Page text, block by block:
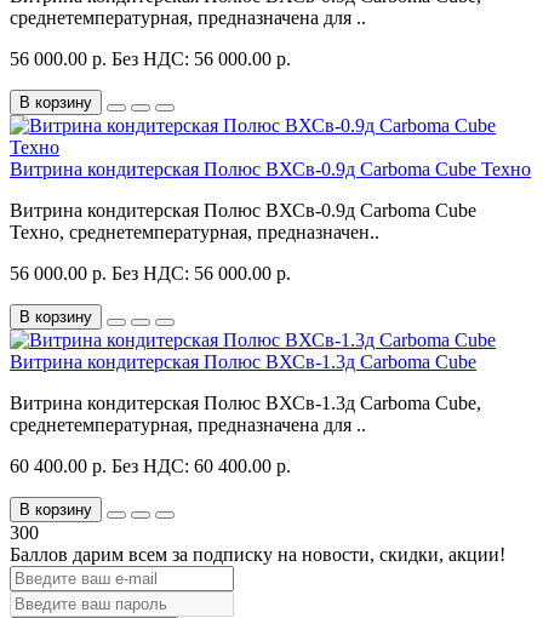
среднетемпературная, предназначена для ..
56 000.00 р. Без НДС: 56 000.00 р.
В корзину
Витрина кондитерская Полюс ВХСв-0.9д Carboma Cube Техно
Витрина кондитерская Полюс ВХСв-0.9д Carboma Cube
Техно, среднетемпературная, предназначен..
56 000.00 р. Без НДС: 56 000.00 р.
В корзину
Витрина кондитерская Полюс ВХСв-1.3д Carboma Cube
Витрина кондитерская Полюс ВХСв-1.3д Carboma Cube,
среднетемпературная, предназначена для ..
60 400.00 р. Без НДС: 60 400.00 р.
В корзину
300
Баллов дарим всем за подписку на новости, скидки, акции!